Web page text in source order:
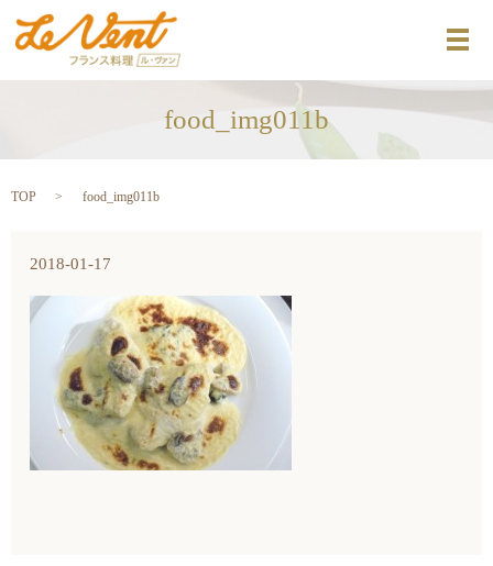
メ
food_img011b
TOP food_img011b
2018-01-17